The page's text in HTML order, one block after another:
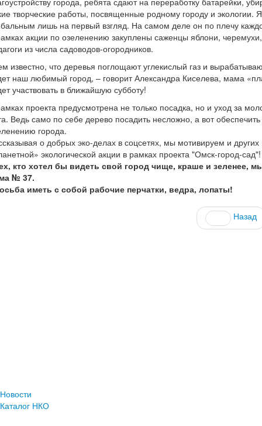
творческие работы, посвященные родному городу и
лишь на первый взгляд. На самом деле он по плечу
акции по озеленению закуплены саженцы яблони,
из числа садоводов-огородников.
известно, что деревья поглощают углекислый газ и
наш любимый город, – говорит Александра Киселева, мама
участвовать в ближайшую субботу!
проекта предусмотрена не только посадка, но и уход за
Ведь само по себе дерево посадить несложно, а вот
города.
о добрых эко-делах в соцсетях, мы мотивируем и
экологической акции в рамках проекта "Омск-город-сад"!
кто хотел бы видеть свой город чище, краше и зеленее,
№ 37.
иметь с собой рабочие перчатки, ведра, лопаты!
Назад
Новости
Каталог НКО